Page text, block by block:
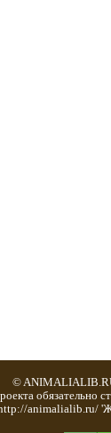
©
обязательно
animalialib.ru/